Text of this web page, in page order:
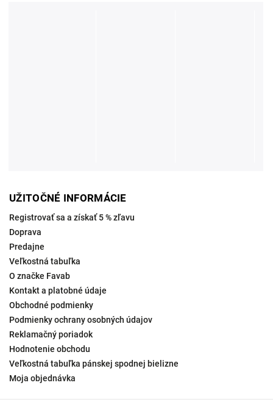
UŽITOČNÉ INFORMÁCIE
Registrovať sa a získať 5 % zľavu
Doprava
Predajne
Veľkostná tabuľka
O značke Favab
Kontakt a platobné údaje
Obchodné podmienky
Podmienky ochrany osobných údajov
Reklamačný poriadok
Hodnotenie obchodu
Veľkostná tabuľka pánskej spodnej bielizne
Moja objednávka